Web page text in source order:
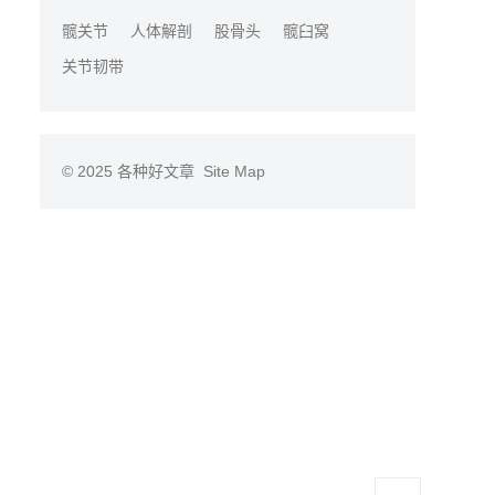
髋关节 人体解剖 股骨头
髋臼窝
关节韧带
© 2025 各种好文章 Site Map